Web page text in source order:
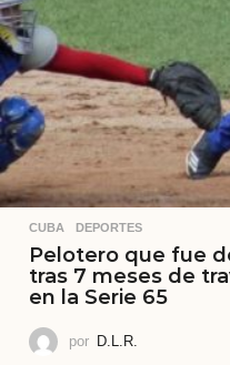
CUBA ,DEPORTES
Pelotero que fue
tras 7 meses de
en la Serie 65
por D.L.R.